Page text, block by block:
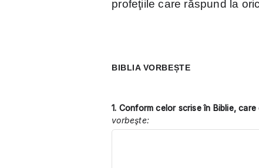
profeţiile care răspund la
BIBLIA VORBEȘTE
1. Conform celor scrise în Biblie,
vorbeşte: